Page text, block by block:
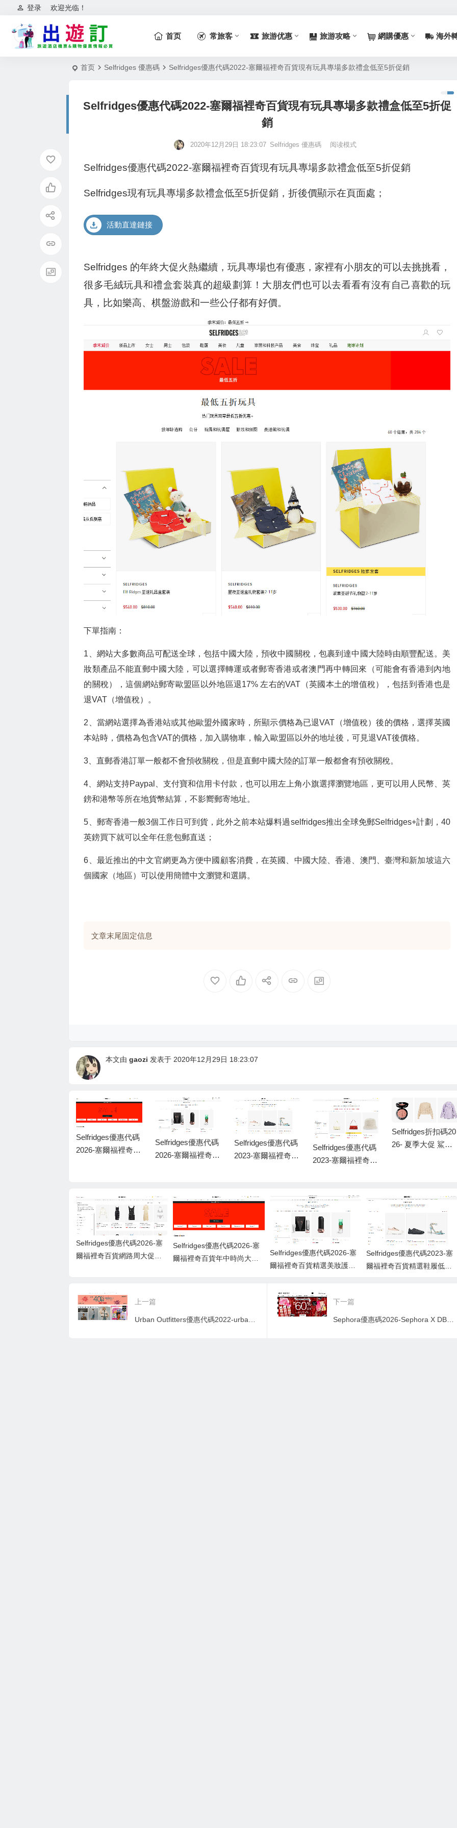
欢迎光临！
登录
首页 常旅客 旅游优惠 旅游攻略 網購優惠 海外
首页 Selfridges 優惠碼 Selfridges優惠代碼2022-塞爾福裡奇百貨現有玩具專場多款禮盒低至5折促銷
Selfridges優惠代碼2022-塞爾福裡奇百貨現有玩具專場多款禮盒低至5折促
銷
2020年12月29日 18:23:07 Selfridges 優惠碼 阅读模式
Selfridges優惠代碼2022-塞爾福裡奇百貨現有玩具專場多款禮盒低至5折促銷
Selfridges現有玩具專場多款禮盒低至5折促銷，折後價顯示在頁面處；
活動直達鏈接
Selfridges 的年終大促火熱繼續，玩具專場也有優惠，家裡有小朋友的可以去挑挑看，
很多毛絨玩具和禮盒套裝真的超級劃算！大朋友們也可以去看看有沒有自己喜歡的玩
具，比如樂高、棋盤游戲和一些公仔都有好價。
下單指南：
1、網站大多數商品可配送全球，包括中國大陸，預收中國關稅，包裹到達中國大陸時由順豐配送。美
妝類產品不能直郵中國大陸，可以選擇轉運或者郵寄香港或者澳門再中轉回來（可能會有香港到內地
的關稅），這個網站郵寄歐盟區以外地區退17% 左右的VAT（英國本土的增值稅），包括到香港也是
退VAT（增值稅）。
2、當網站選擇為香港站或其他歐盟外國家時，所顯示價格為已退VAT（增值稅）後的價格，選擇英國
本站時，價格為包含VAT的價格，加入購物車，輸入歐盟區以外的地址後，可見退VAT後價格。
3、直郵香港訂單一般都不會預收關稅，但是直郵中國大陸的訂單一般都會有預收關稅。
4、網站支持Paypal、支付寶和信用卡付款，也可以用左上角小旗選擇瀏覽地區，更可以用人民幣、英
鎊和港幣等所在地貨幣結算，不影嚮郵寄地址。
5、郵寄香港一般3個工作日可到貨，此外之前本站爆料過selfridges推出全球免郵Selfridges+計劃，40
英鎊買下就可以全年任意包郵直送；
6、最近推出的中文官網更為方便中國顧客消費，在英國、中國大陸、香港、澳門、臺灣和新加坡這六
個國家（地區）可以使用簡體中文瀏覽和選購。
文章末尾固定信息
本文由gaozi 发表于 2020年12月29日 18:23:07
Selfridges優惠代碼
2026-塞爾福裡奇百
Selfridges優惠代碼
2026-塞爾福裡奇百
Selfridges優惠代碼
2023-塞爾福裡奇百
Selfridges優惠代碼
2023-塞爾福裡奇百
Selfridges折扣碼20
26- 夏季大促 鯊魚
Selfridges優惠代碼2026-塞
爾福裡奇百貨網路周大促低
Selfridges優惠代碼2026-塞
爾福裡奇百貨年中時尚大促
Selfridges優惠代碼2026-塞
爾福裡奇百貨精選美妝護膚
Selfridges優惠代碼2023-塞
爾福裡奇百貨精選鞋履低至7
上一篇
Urban Outfitters優惠代碼2022-urbanoutfitters美國官網精選商品低至6折促銷滿額免郵
下一篇
Sephora優惠碼2026-Sephora X DBS信用卡優惠：即減$200＋套裝額外8折優惠碼